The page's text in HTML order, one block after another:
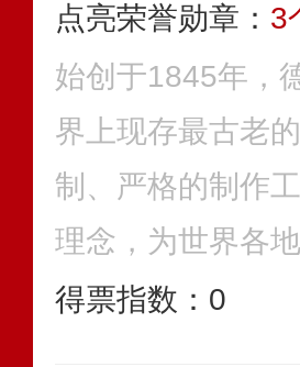
点亮荣誉勋章： 3
始创于1845年，
界上现存最古老
制、严格的制作
理念，为世界各
得票指数： 0